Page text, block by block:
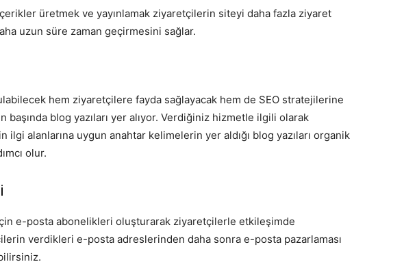
üretmek ve yayınlamak ziyaretçilerin siteyi daha fazla ziyaret
uzun süre zaman geçirmesini sağlar.
hem ziyaretçilere fayda sağlayacak hem de SEO stratejilerine
başında blog yazıları yer alıyor. Verdiğiniz hizmetle ilgili olarak
alanlarına uygun anahtar kelimelerin yer aldığı blog yazıları organik
olur.
e-posta abonelikleri oluşturarak ziyaretçilerle etkileşimde
verdikleri e-posta adreslerinden daha sonra e-posta pazarlaması